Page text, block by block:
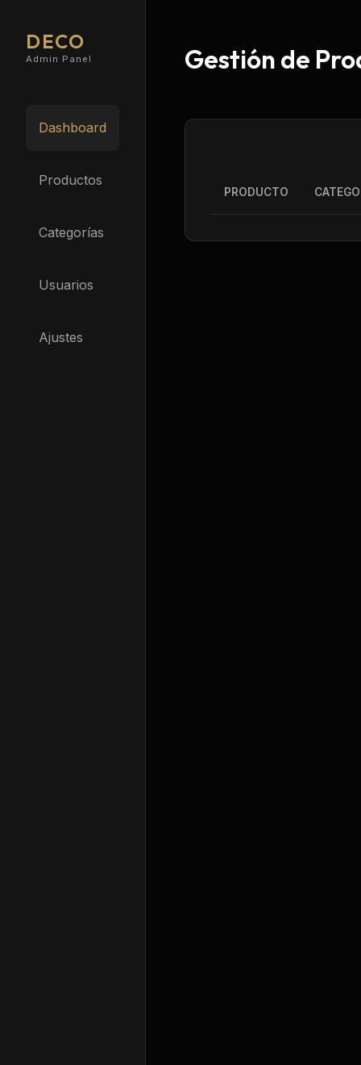
DECO
Admin Panel
Dashboard
Productos
Categorías
Usuarios
Ajustes
Gestión de
PRODUCTO